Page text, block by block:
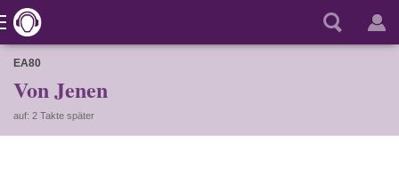
EA80
Von Jenen
auf: 2 Takte später